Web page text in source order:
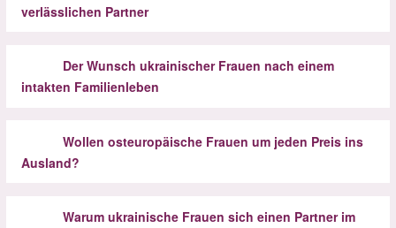
verlässlichen Partner
Der Wunsch ukrainischer Frauen nach einem
intakten Familienleben
Wollen osteuropäische Frauen um jeden Preis ins
Ausland?
Warum ukrainische Frauen sich einen Partner im